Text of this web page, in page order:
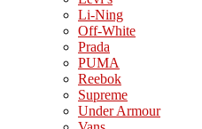
Li-Ning
Off-White
Prada
PUMA
Reebok
Supreme
Under Armour